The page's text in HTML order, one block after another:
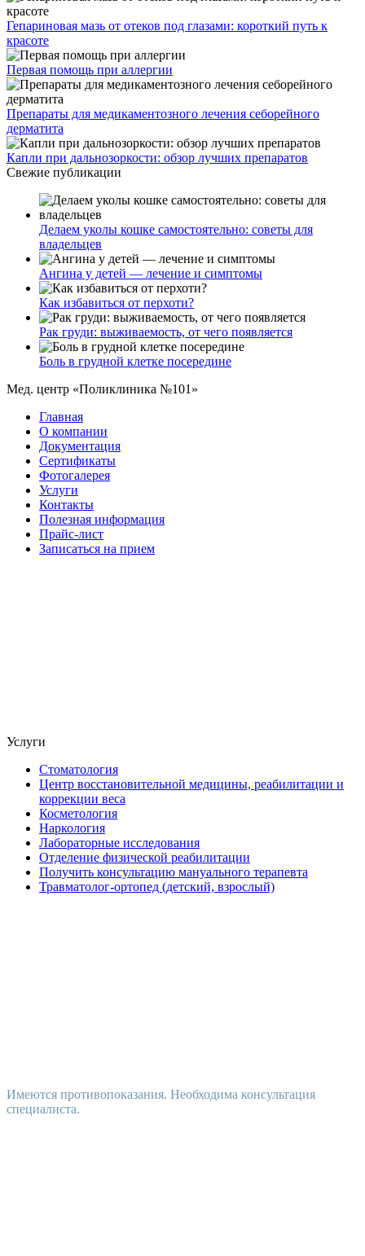
Гепариновая мазь от отеков под глазами: короткий путь к
красоте
Первая помощь при аллергии
Препараты для медикаментозного лечения себорейного
дерматита
Капли при дальнозоркости: обзор лучших препаратов
Свежие публикации
Делаем уколы кошке самостоятельно: советы для
владельцев
Ангина у детей — лечение и симптомы
Как избавиться от перхоти?
Рак груди: выживаемость, от чего появляется
Боль в грудной клетке посередине
Мед. центр «Поликлиника №101»
Главная
О компании
Документация
Сертификаты
Фотогалерея
Услуги
Контакты
Полезная информация
Прайс-лист
Записаться на прием
Услуги
Стоматология
Центр восстановительной медицины, реабилитации и
коррекции веса
Косметология
Наркология
Лабораторные исследования
Отделение физической реабилитации
Получить консультацию мануального терапевта
Травматолог-ортопед (детский, взрослый)
Имеются противопоказания. Необходима консультация
специалиста.